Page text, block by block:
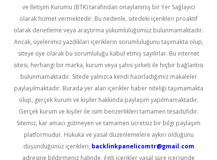
ve İletişim Kurumu (BTK) tarafından onaylanmış bir Yer Sağlayıcı
olarak hizmet vermektedir. Bu nedenle, sitedeki içerikleri proaktif
olarak denetleme veya araştırma yükümlülüğümüz bulunmamaktadır.
Ancak, üyelerimiz yazdıkları içeriklerin sorumluluğunu taşımakta olup,
siteye üye olarak bu sorumluluğu kabul etmiş sayılırlar. Bu internet
sitesi, herhangi bir marka, kurum veya şahıs şirketi ile hiçbir bağlantısı
bulunmamaktadır. Sitede yalnızca kendi hazırladığımız makaleler
paylaşılmaktadır. Burada yer alan içerikler haber niteliği taşımamakta
olup, gerçek kurum ve kişiler hakkında paylaşım yapılmamaktadır.
Gerçek kurum ve kişiler ile isim benzerlikleri tamamen tesadüfidir.
Sitemiz, kar amacı gütmeyen ve tamamen ücretsiz bir bilgi paylaşım
platformudur. Hukuka ve yasal düzenlemelere aykırı olduğunu
düşündüğünüz içerikleri, backlinkpanelicomtr@gmail.com
adresine bildirmeniz halinde, ilgili içerikler yasal süre içerisinde